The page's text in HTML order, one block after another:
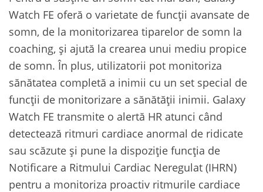
Watch FE oferă o varietate de funcții avansate de
somn, de la monitorizarea tiparelor de somn la
coaching, și ajută la crearea unui mediu propice
de somn. În plus, utilizatorii pot monitoriza
sănătatea completă a inimii cu un set special de
funcții de monitorizare a sănătății inimii. Galaxy
Watch FE transmite o alertă HR atunci când
detectează ritmuri cardiace anormal de ridicate
sau scăzute și pune la dispoziție funcția de
Notificare a Ritmului Cardiac Neregulat (IHRN)
pentru a monitoriza proactiv ritmurile cardiace